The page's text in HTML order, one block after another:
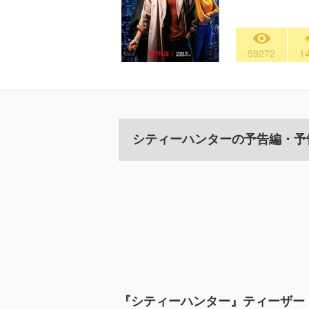
59272
シティーハンターの予告編・
『シティーハンター』ティーザー